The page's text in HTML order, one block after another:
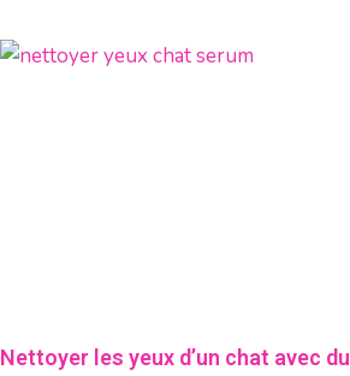
Nettoyer les yeux d’un chat avec du